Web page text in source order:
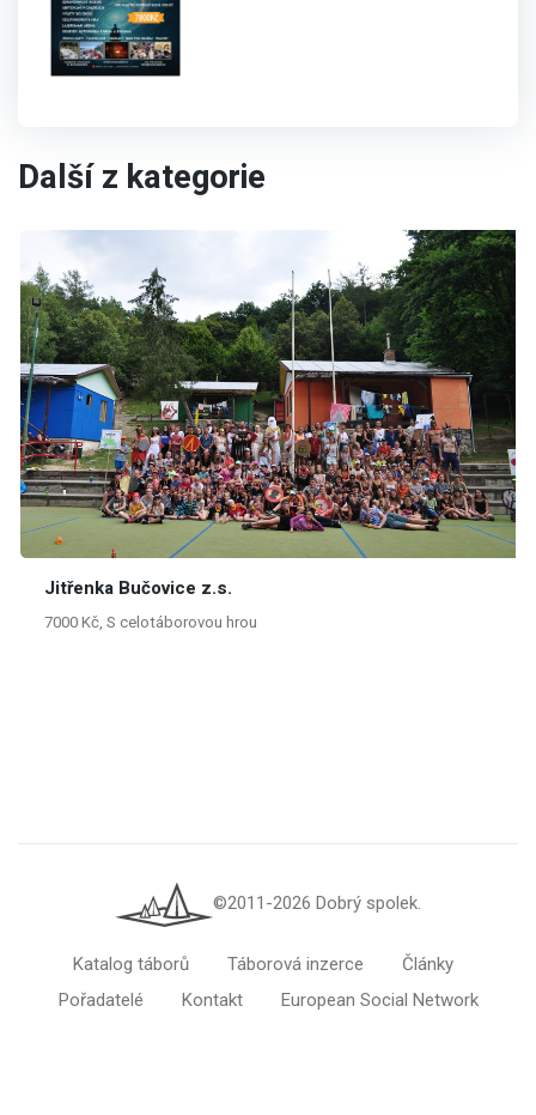
Další z kategorie
Jitřenka Bučovice z.s.
7000 Kč, S celotáborovou hrou
©2011-2026 Dobrý spolek.
Katalog táborů Táborová inzerce
Články
Pořadatelé
Kontakt European Social Network